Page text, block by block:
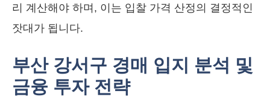
리 계산해야 하며, 이는 입찰 가격 산정의 결정적인
잣대가 됩니다.
부산 강서구 경매 입지 분석 및
금융 투자 전략